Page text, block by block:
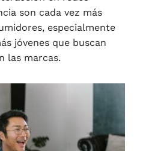
son cada vez más
especialmente
jóvenes que buscan
las marcas.​